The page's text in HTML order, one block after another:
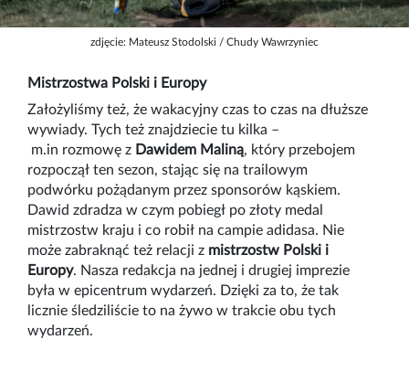
zdjęcie: Mateusz Stodolski / Chudy Wawrzyniec
Mistrzostwa Polski i Europy
Założyliśmy też, że wakacyjny czas to czas na dłuższe
wywiady. Tych też znajdziecie tu kilka –
m.in rozmowę z Dawidem Maliną, który przebojem
rozpoczął ten sezon, stając się na trailowym
podwórku pożądanym przez sponsorów kąskiem.
Dawid zdradza w czym pobiegł po złoty medal
mistrzostw kraju i co robił na campie adidasa. Nie
może zabraknąć też relacji z mistrzostw Polski i
Europy. Nasza redakcja na jednej i drugiej imprezie
była w epicentrum wydarzeń. Dzięki za to, że tak
licznie śledziliście to na żywo w trakcie obu tych
wydarzeń.